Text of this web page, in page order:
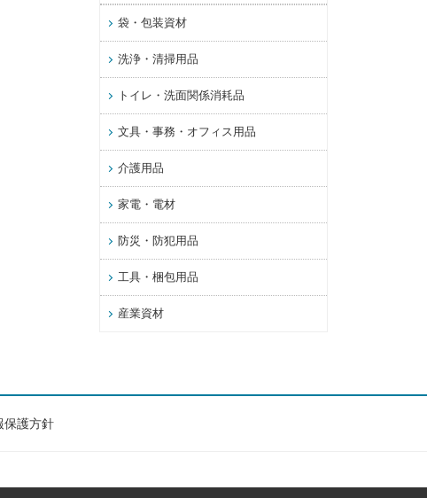
袋・包装資材
洗浄・清掃用品
トイレ・洗面関係消耗品
文具・事務・オフィス用品
介護用品
家電・電材
防災・防犯用品
工具・梱包用品
産業資材
保護方針